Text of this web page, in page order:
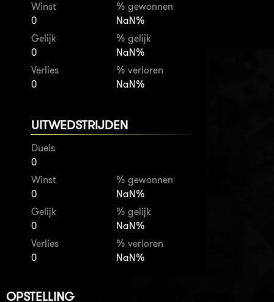
Winst
0
% gewonnen
NaN%
Gelijk
0
% gelijk
NaN%
Verlies
0
% verloren
NaN%
UITWEDSTRIJDEN
Duels
0
Winst
0
% gewonnen
NaN%
Gelijk
0
% gelijk
NaN%
Verlies
0
% verloren
NaN%
OPSTELLING